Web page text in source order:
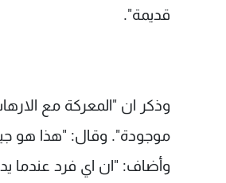
قديمة".
وذكر ان "المعركة مع
موجودة". وقال: "هذا هو
وأضاف: "ان اي فرد عندما